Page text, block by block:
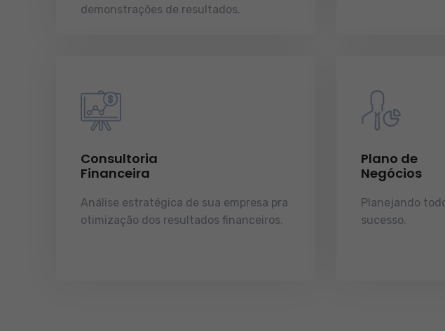
demonstrações de resultados.
Consultoria
Financeira
Análise estratégica de sua empresa pra
otimização dos resultados financeiros.
Plano de
Negócios
Planejando
sucesso.